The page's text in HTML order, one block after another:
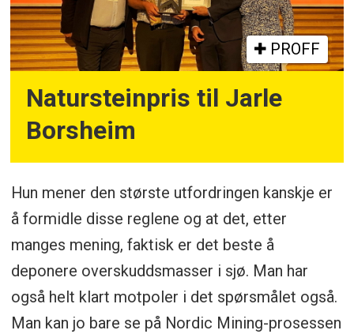
PROFF
Natursteinpris til Jarle
Borsheim
Hun mener den største utfordringen kanskje er
å formidle disse reglene og at det, etter
manges mening, faktisk er det beste å
deponere overskuddsmasser i sjø. Man har
også helt klart motpoler i det spørsmålet også.
Man kan jo bare se på Nordic Mining-prosessen